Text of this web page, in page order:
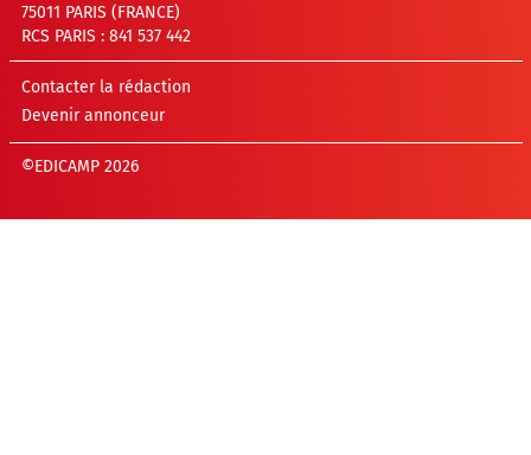
75011 PARIS (FRANCE)
RCS PARIS : 841 537 442
Contacter la rédaction
Devenir annonceur
©EDICAMP 2026